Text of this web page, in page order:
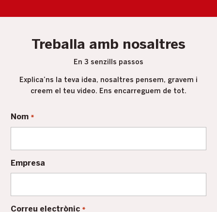
Treballa amb nosaltres
En 3 senzills passos
Explica’ns la teva idea, nosaltres pensem, gravem i
creem el teu video. Ens encarreguem de tot.
Nom *
Empresa
Correu electrònic *